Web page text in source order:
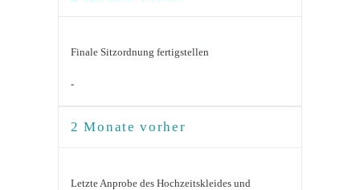
Finale Sitzordnung fertigstellen
-
2 Monate vorher
Letzte Anprobe des Hochzeitskleides und